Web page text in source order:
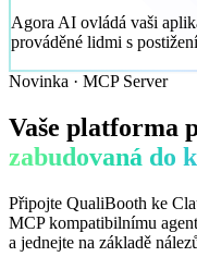
Agora AI ovládá vaši
prováděné lidmi s
Novinka · MCP Server
Vaše platforma
zabudovaná do
Připojte QualiBooth ke
MCP kompatibilnímu
a jednejte na základě